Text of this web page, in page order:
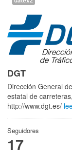
DGT
Dirección General
estatal de
http://www.dgt.es/
Seguidores
17